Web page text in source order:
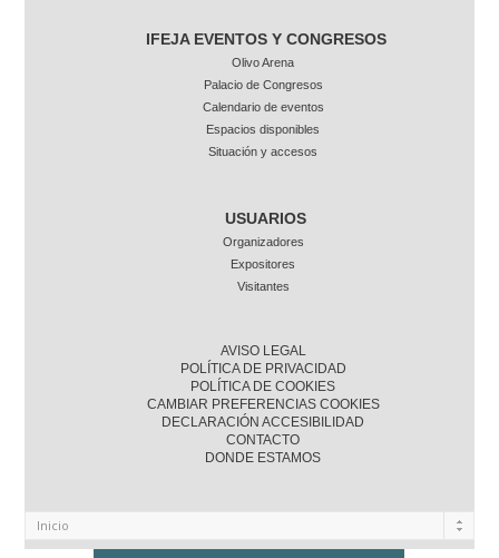
IFEJA EVENTOS Y CONGRESOS
Olivo Arena
Palacio de Congresos
Calendario de eventos
Espacios disponibles
Situación y accesos
USUARIOS
Organizadores
Expositores
Visitantes
AVISO LEGAL
POLÍTICA DE PRIVACIDAD
POLÍTICA DE COOKIES
CAMBIAR PREFERENCIAS COOKIES
DECLARACIÓN ACCESIBILIDAD
CONTACTO
DONDE ESTAMOS